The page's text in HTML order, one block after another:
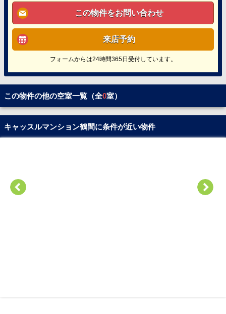
この物件をお問い合わせ
来店予約
フォームからは24時間365日受付しています。
この物件の他の空室一覧（全0室）
キャッスルマンション鶴間に条件が近い物件